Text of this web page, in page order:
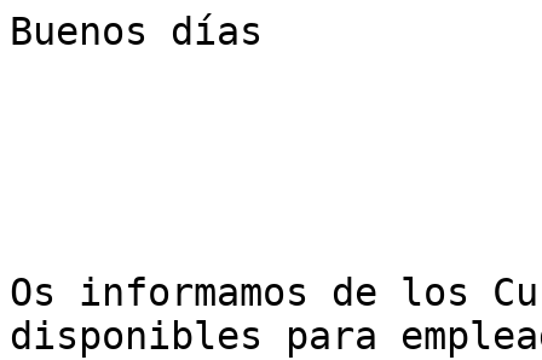
Buenos días
Os informamos de los
disponibles para